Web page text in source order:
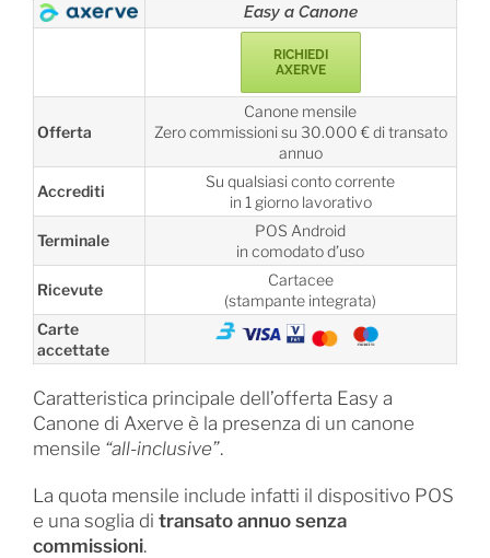
Easy a Canone
RICHIEDI
AXERVE
Offerta
Canone mensile
Zero commissioni su 30.000 € di transato
annuo
Accrediti
Su qualsiasi conto corrente
in 1 giorno lavorativo
Terminale
POS Android
in comodato d’uso
Ricevute
Cartacee
(stampante integrata)
Carte
accettate
Caratteristica principale dell’offerta Easy a
Canone di Axerve è la presenza di un canone
mensile “all-inclusive”.
La quota mensile include infatti il dispositivo POS
e una soglia di transato annuo senza
commissioni.